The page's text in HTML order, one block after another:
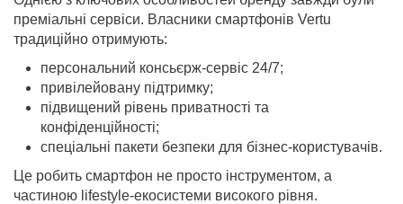
преміальні сервіси. Власники смартфонів Vertu
традиційно отримують:
персональний консьєрж-сервіс 24/7;
привілейовану підтримку;
підвищений рівень приватності та
конфіденційності;
спеціальні пакети безпеки для бізнес-користувачів.
Це робить смартфон не просто інструментом, а
частиною lifestyle-екосистеми високого рівня.